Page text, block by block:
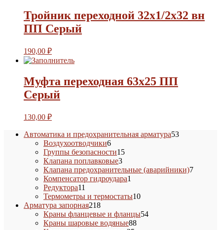
Тройник переходной 32х1/2х32 вн
ПП Серый
190,00 ₽
Муфта переходная 63х25 ПП
Серый
130,00 ₽
Автоматика и предохранительная арматура5353
Воздухоотводчики66
товаров
Группы безопасности1515
Клапана поплавковые33
товара
Клапана предохранительные (аварийники)77
Компенсатор гидроудара1
Редуктора11
товаров
Термометры и термостаты1010
Арматура запорная218218
товаров
Краны фланцевые и фланцы5454
Краны шаровые водяные8888